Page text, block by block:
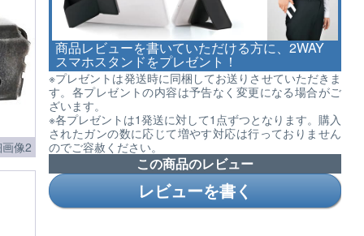
商品レビューを書いていただける方に、2WAY
スマホスタンドをプレゼント！
※プレゼントは発送時に同梱してお送りさせていただきま
す。各プレゼントの内容は予告なく変更になる場合がご
ざいます。
※各プレゼントは1発送に対して1点ずつとなります。購入
されたガンの数に応じて増やす対応は行っておりません
のでご容赦ください。
この商品のレビュー
レビューを書く
像2